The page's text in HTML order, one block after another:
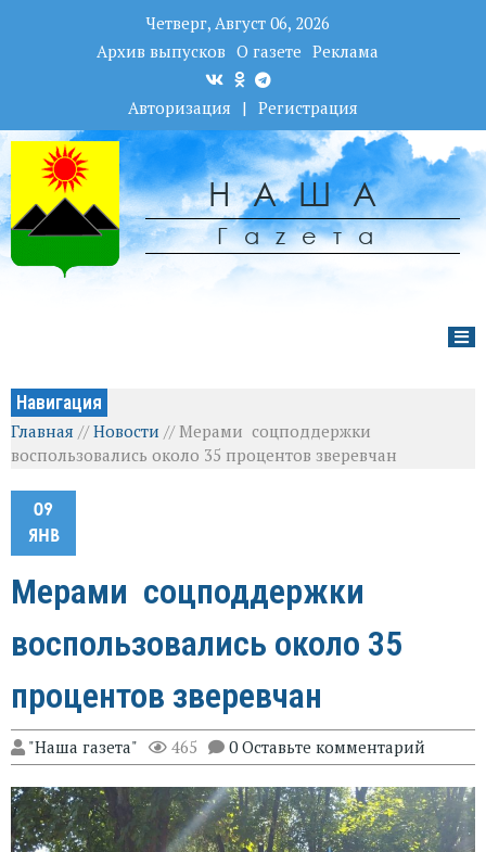
Четверг, Август 06, 2026
Архив выпусков О газете Реклама
Авторизация | Регистрация
НАША
Гаzета
Навигация
Главная //Новости // Мерами соцподдержки
воспользовались около 35 процентов зверевчан
09
ЯНВ
Мерами соцподдержки
воспользовались около 35
процентов зверевчан
"Наша газета" 465 0 Оставьте комментарий